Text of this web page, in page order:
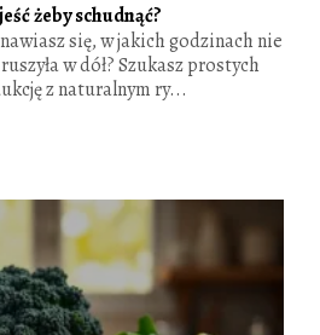
żeby schudnąć?
się, w jakich godzinach nie
w dół? Szukasz prostych
z naturalnym ry...